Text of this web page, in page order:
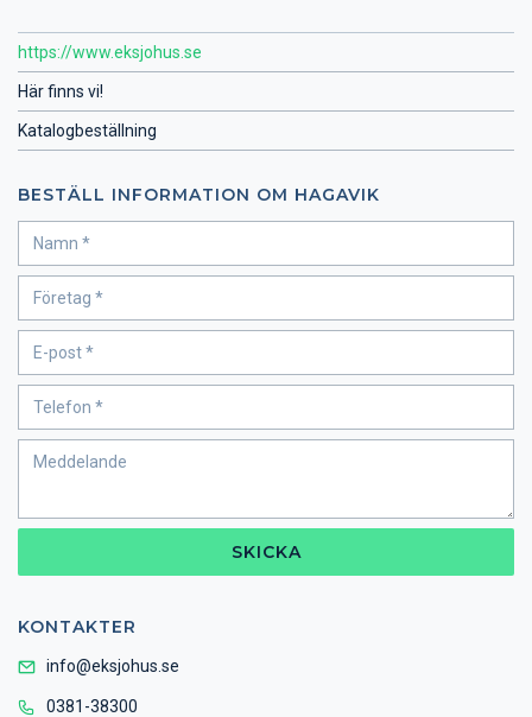
https://www.eksjohus.se
Här finns vi!
Katalogbeställning
BESTÄLL INFORMATION OM HAGAVIK
SKICKA
KONTAKTER
info@eksjohus.se
0381-38300